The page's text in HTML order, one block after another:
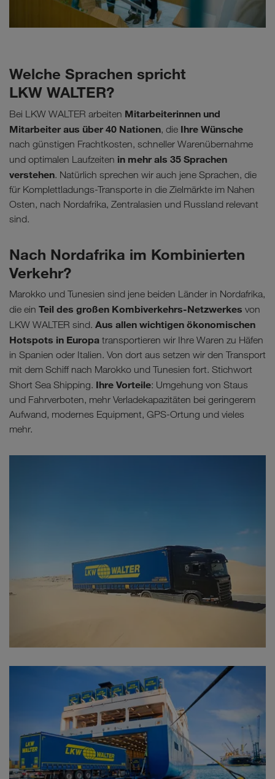
Welche Sprachen spricht
LKW WALTER?
Bei LKW WALTER arbeiten Mitarbeiterinnen und
Mitarbeiter aus über 40 Nationen, die Ihre Wünsche
nach günstigen Frachtkosten, schneller Warenübernahme
und optimalen Laufzeiten in mehr als 35 Sprachen
verstehen. Natürlich sprechen wir auch jene Sprachen, die
für Komplettladungs-Transporte in die Zielmärkte im Nahen
Osten, nach Nordafrika, Zentralasien und Russland relevant
sind.
Nach Nordafrika im Kombinierten
Verkehr?
Marokko und Tunesien sind jene beiden Länder in Nordafrika,
die ein Teil des großen Kombiverkehrs-Netzwerkes von
LKW WALTER sind. Aus allen wichtigen ökonomischen
Hotspots in Europa transportieren wir Ihre Waren zu Häfen
in Spanien oder Italien. Von dort aus setzen wir den Transport
mit dem Schiff nach Marokko und Tunesien fort. Stichwort
Short Sea Shipping. Ihre Vorteile: Umgehung von Staus
und Fahrverboten, mehr Verladekapazitäten bei geringerem
Aufwand, modernes Equipment, GPS-Ortung und vieles
mehr.